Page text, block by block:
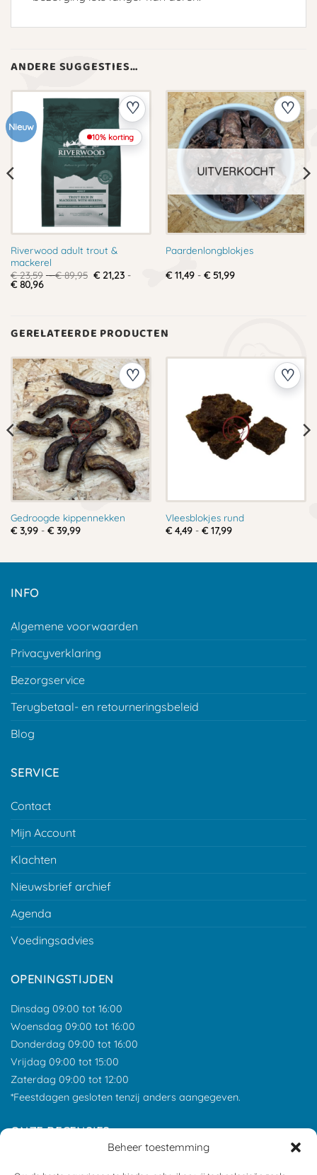
Beheer toestemming
ANDERE SUGGESTIES…
Nieuw
10% korting
Riverwood adult trout &
mackerel
€23,59 - €89,95 Prijsklasse:
€ 23,59
€21,23 -
€80,96Prijsklasse:
UITVERKOCHT
Paardenlongblokjes
€11,49 - €51,99Prijsklasse:
GERELATEERDE PRODUCTEN
Gedroogde kippennekken
€3,99 - €39,99Prijsklasse:
Vleesblokjes rund
€4,49 - €17,99Prijsklasse:
INFO
Algemene voorwaarden
Privacyverklaring
Bezorgservice
Terugbetaal- en retourneringsbeleid
Blog
SERVICE
Contact
Mijn Account
Klachten
Nieuwsbrief archief
Agenda
Voedingsadvies
OPENINGSTIJDEN
Dinsdag 09:00 tot 16:00
Woensdag 09:00 tot 16:00
Donderdag 09:00 tot 16:00
Vrijdag 09:00 tot 15:00
Zaterdag 09:00 tot 12:00
*Feestdagen gesloten tenzij anders aangegeven.
ONZE RECENSIES